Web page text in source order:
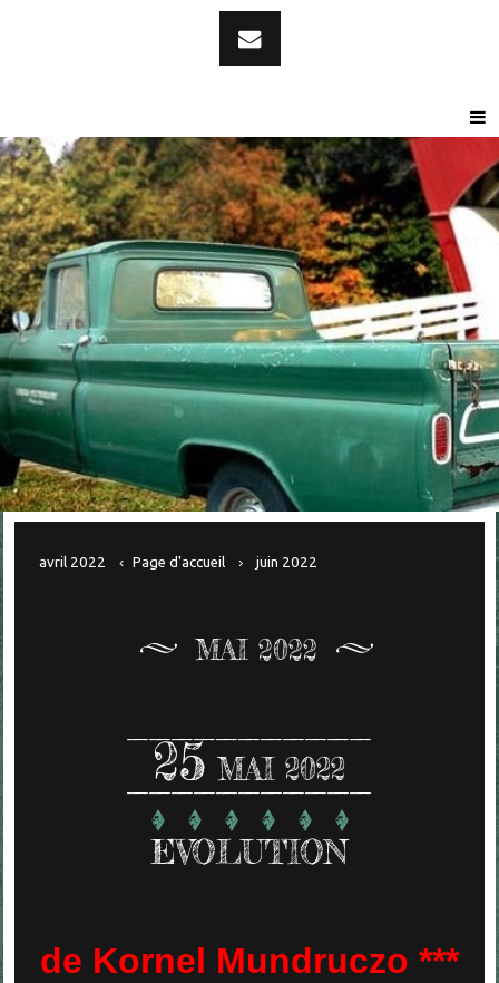
avril 2022 Page d'accueil juin 2022
MAI 2022
25 MAI 2022
EVOLUTION
de Kornel Mundruczo ***